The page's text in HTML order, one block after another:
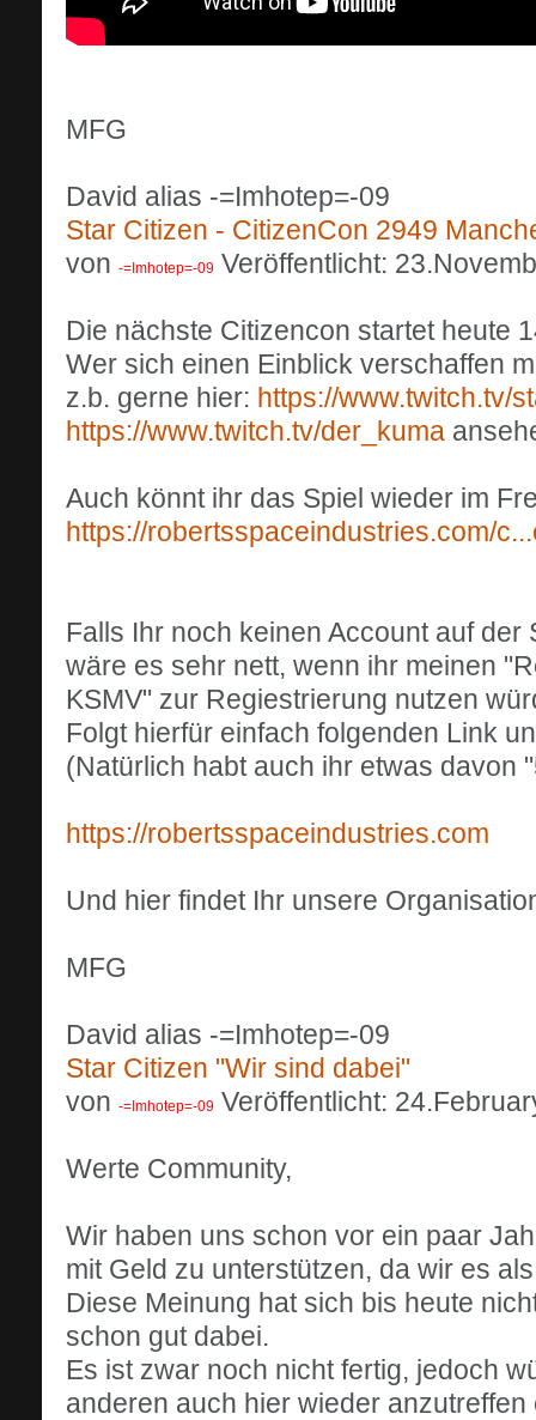
MFG
David alias -=Imhotep=-09
Star Citizen - CitizenCon 2949
von -=Imhotep=-09 Veröffentlicht:
Die nächste Citizencon startet heute
Wer sich einen Einblick verschaffen
z.b. gerne hier: https://www.twitch.tv/
https://www.twitch.tv/der_kuma
Auch könnt ihr das Spiel wieder im
https://robertsspaceindustries.com/
Falls Ihr noch keinen Account auf
wäre es sehr nett, wenn ihr meinen
KSMV" zur Regiestrierung nutzen
Folgt hierfür einfach folgenden Link
(Natürlich habt auch ihr etwas davon
https://robertsspaceindustries.com
Und hier findet Ihr unsere
MFG
David alias -=Imhotep=-09
Star Citizen "Wir sind dabei"
von -=Imhotep=-09 Veröffentlicht:
Werte Community,
Wir haben uns schon vor ein paar
mit Geld zu unterstützen, da wir es
Diese Meinung hat sich bis heute
schon gut dabei.
Es ist zwar noch nicht fertig, jedoch
anderen auch hier wieder